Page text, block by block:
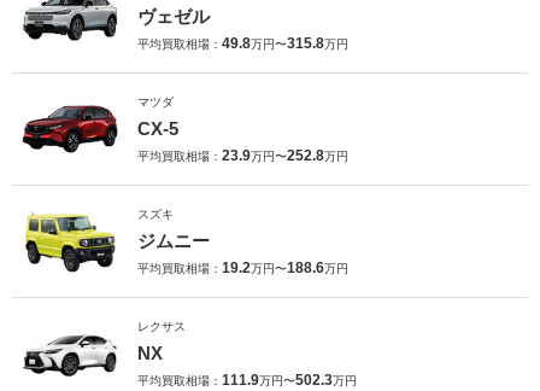
ヴェゼル
平均買取相場： 49.8万円〜315.8万円
マツダ
CX-5
平均買取相場： 23.9万円〜252.8万円
スズキ
ジムニー
平均買取相場： 19.2万円〜188.6万円
レクサス
NX
平均買取相場： 111.9万円〜502.3万円